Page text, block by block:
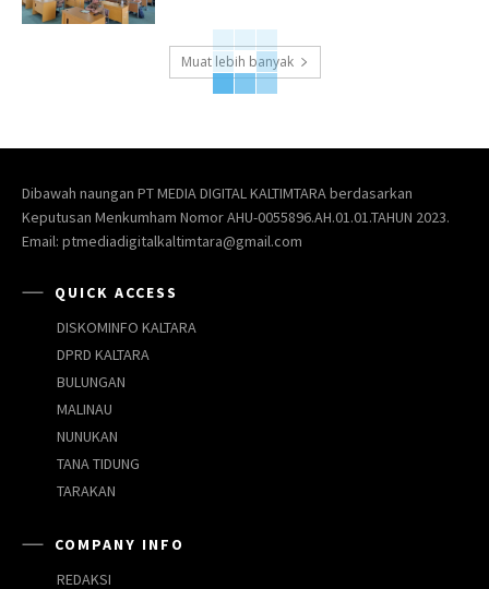
Muat lebih banyak
Dibawah naungan PT MEDIA DIGITAL KALTIMTARA berdasarkan
Keputusan Menkumham Nomor AHU-0055896.AH.01.01.TAHUN 2023.
Email: ptmediadigitalkaltimtara@gmail.com
QUICK ACCESS
DISKOMINFO KALTARA
DPRD KALTARA
BULUNGAN
MALINAU
NUNUKAN
TANA TIDUNG
TARAKAN
COMPANY INFO
REDAKSI